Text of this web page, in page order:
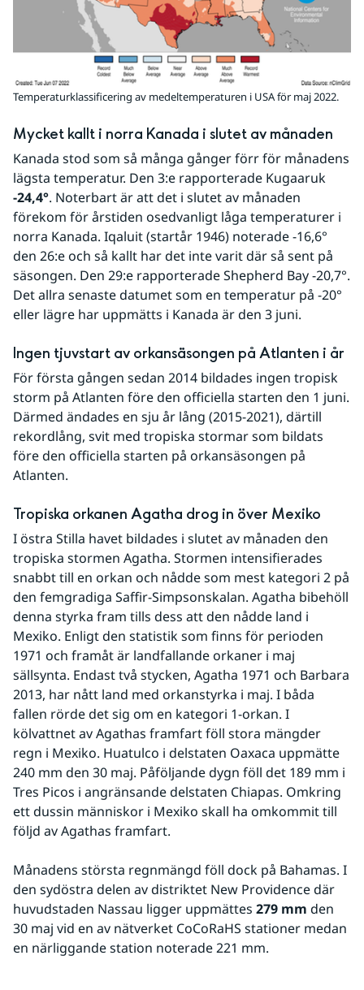
Temperaturklassificering av medeltemperaturen i USA för maj 2022.
Mycket kallt i norra Kanada i slutet av månaden
Kanada stod som så många gånger förr för månadens
-24,4°. Noterbart är att det i slutet av månaden
förekom för årstiden osedvanligt låga temperaturer i
norra Kanada. Iqaluit (startår 1946) noterade -16,6°
den 26:e och så kallt har det inte varit där så sent på
säsongen. Den 29:e rapporterade Shepherd Bay -20,7°.
Det allra senaste datumet som en temperatur på -20°
eller lägre har uppmätts i Kanada är den 3 juni.
Ingen tjuvstart av orkansäsongen på Atlanten i år
För första gången sedan 2014 bildades ingen tropisk
storm på Atlanten före den officiella starten den 1 juni.
Därmed ändades en sju år lång (2015-2021), därtill
rekordlång, svit med tropiska stormar som bildats
före den officiella starten på orkansäsongen på
Atlanten.
Tropiska orkanen Agatha drog in över Mexiko
I östra Stilla havet bildades i slutet av månaden den
tropiska stormen Agatha. Stormen intensifierades
snabbt till en orkan och nådde som mest kategori 2 på
den femgradiga Saffir-Simpsonskalan. Agatha bibehöll
denna styrka fram tills dess att den nådde land i
Mexiko. Enligt den statistik som finns för perioden
1971 och framåt är landfallande orkaner i maj
sällsynta. Endast två stycken, Agatha 1971 och Barbara
2013, har nått land med orkanstyrka i maj. I båda
fallen rörde det sig om en kategori 1-orkan. I
kölvattnet av Agathas framfart föll stora mängder
regn i Mexiko. Huatulco i delstaten Oaxaca uppmätte
240 mm den 30 maj. Påföljande dygn föll det 189 mm i
Tres Picos i angränsande delstaten Chiapas. Omkring
ett dussin människor i Mexiko skall ha omkommit till
följd av Agathas framfart.
Månadens största regnmängd föll dock på Bahamas. I
den sydöstra delen av distriktet New Providence där
huvudstaden Nassau ligger uppmättes 279 mm den
30 maj vid en av nätverket CoCoRaHS stationer medan
en närliggande station noterade 221 mm.